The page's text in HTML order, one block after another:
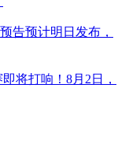
告预计明日发布，
将打响！8月2日，